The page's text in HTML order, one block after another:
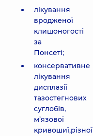
лікування
вродженої
клишоногості
за
Понсеті;
консервативне
лікування
дисплазії
тазостегнових
суглобів,
м’язової
кривошиї,різної